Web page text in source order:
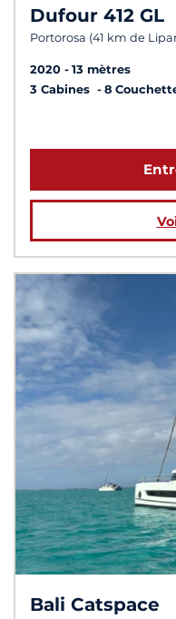
Dufour 412 GL
Portorosa (41 km de
2020
13 mètres
3 Cabines
8
Bali Catspace